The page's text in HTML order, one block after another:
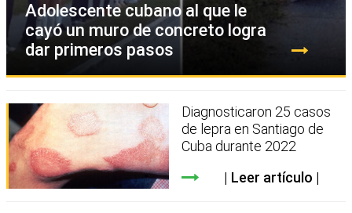
Adolescente cubano al que le
cayó un muro de concreto logra
dar primeros pasos
Diagnosticaron 25 casos
de lepra en Santiago de
Cuba durante 2022
Leer artículo